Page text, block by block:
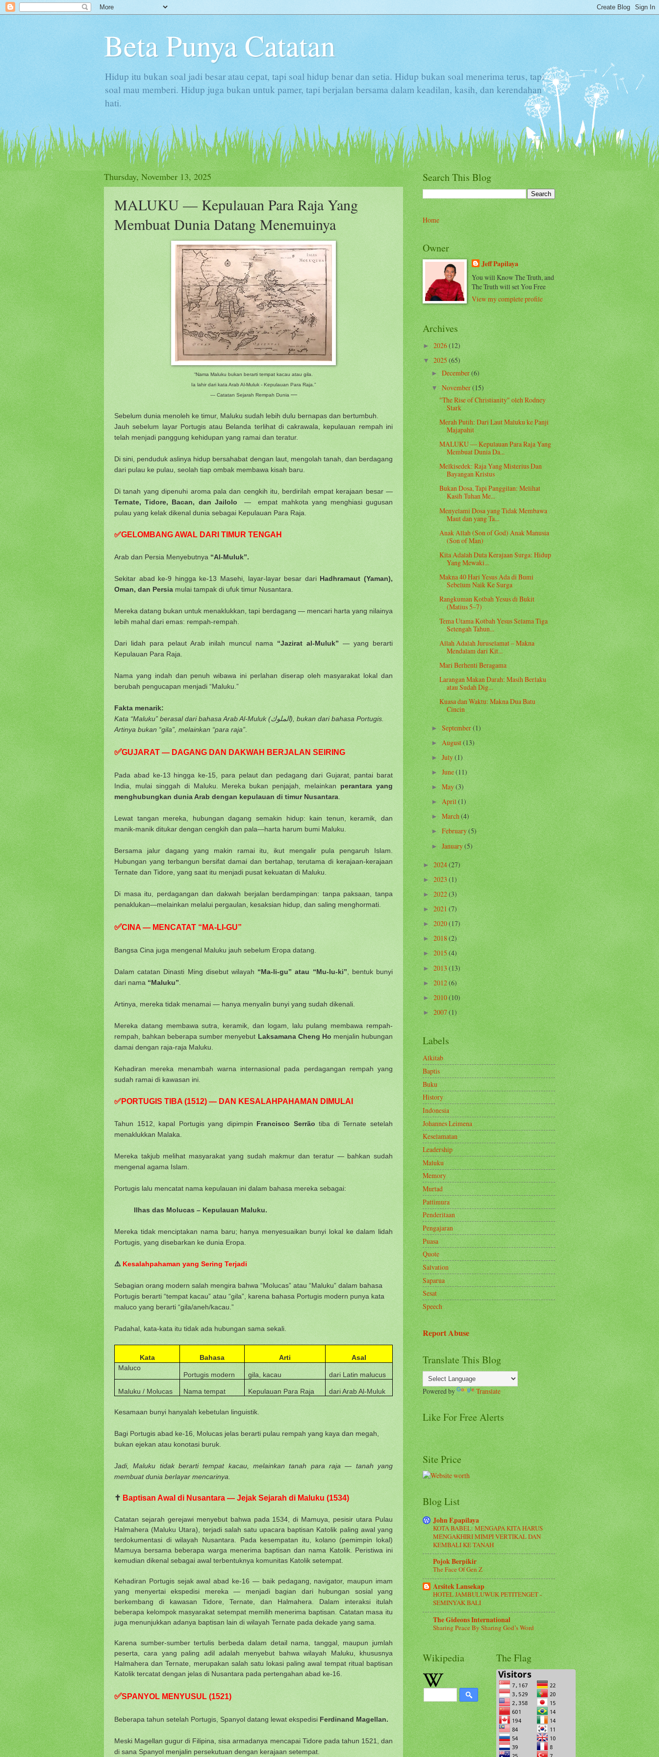
Beta Punya Catatan
Hidup itu bukan soal jadi besar atau cepat, tapi soal hidup benar dan setia. Hidup bukan soal menerima terus, tapi
soal mau memberi. Hidup juga bukan untuk pamer, tapi berjalan bersama dalam keadilan, kasih, dan kerendahan
hati.
Thursday, November 13, 2025
MALUKU — Kepulauan Para Raja Yang
Membuat Dunia Datang Menemuinya
“Nama Maluku bukan berarti tempat kacau atau gila.
Ia lahir dari kata Arab Al-Muluk - Kepulauan Para Raja.”
— Catatan Sejarah Rempah Dunia —
Sebelum dunia menoleh ke timur, Maluku sudah lebih dulu bernapas dan bertumbuh.
Jauh sebelum layar Portugis atau Belanda terlihat di cakrawala, kepulauan rempah ini
telah menjadi panggung kehidupan yang ramai dan teratur.
Di sini, penduduk aslinya hidup bersahabat dengan laut, mengolah tanah, dan berdagang
dari pulau ke pulau, seolah tiap ombak membawa kisah baru.
Di tanah yang dipenuhi aroma pala dan cengkih itu, berdirilah empat kerajaan besar —
Ternate, Tidore, Bacan, dan Jailolo —
empat mahkota yang menghiasi gugusan
pulau yang kelak dikenal dunia sebagai Kepulauan Para Raja.
✅GELOMBANG AWAL DARI TIMUR TENGAH
Arab dan Persia Menyebutnya “Al-Muluk”.
Sekitar abad ke-9 hingga ke-13 Masehi, layar-layar besar dari Hadhramaut (Yaman),
Oman, dan Persia mulai tampak di ufuk timur Nusantara.
Mereka datang bukan untuk menaklukkan, tapi berdagang — mencari harta yang nilainya
lebih mahal dari emas: rempah-rempah.
Dari lidah para pelaut Arab inilah muncul nama “Jazirat al-Muluk” — yang berarti
Kepulauan Para Raja.
Nama yang indah dan penuh wibawa ini perlahan diserap oleh masyarakat lokal dan
berubah pengucapan menjadi “Maluku.”
Fakta menarik:
Kata “Maluku” berasal dari bahasa Arab Al-Muluk (الملوك), bukan dari bahasa Portugis.
Artinya bukan “gila”, melainkan “para raja”
✅GUJARAT — DAGANG DAN DAKWAH BERJALAN SEIRING
Pada abad ke-13 hingga ke-15, para pelaut dan pedagang dari Gujarat, pantai barat
India, mulai singgah di Maluku. Mereka bukan penjajah, melainkan perantara yang
menghubungkan dunia Arab dengan kepulauan di timur Nusantara
Lewat tangan mereka, hubungan dagang semakin hidup: kain tenun, keramik, dan
manik-manik ditukar dengan cengkih dan pala—harta harum bumi Maluku.
Bersama jalur dagang yang makin ramai itu, ikut mengalir pula pengaruh Islam.
Hubungan yang terbangun bersifat damai dan bertahap, terutama di kerajaan-kerajaan
Ternate dan Tidore, yang saat itu menjadi pusat kekuatan di Maluku.
Di masa itu, perdagangan dan dakwah berjalan berdampingan: tanpa paksaan, tanpa
penaklukan—melainkan melalui pergaulan, kesaksian hidup, dan saling menghormati.
✅CINA — MENCATAT “MA-LI-GU”
Bangsa Cina juga mengenal Maluku jauh sebelum Eropa datang.
Dalam catatan Dinasti Ming disebut wilayah “Ma-li-gu” atau “Mu-lu-ki” , bentuk bunyi
dari nama “Maluku”
Artinya, mereka tidak menamai — hanya menyalin bunyi yang sudah dikenali.
Mereka datang membawa sutra, keramik, dan logam, lalu pulang membawa rempah-
rempah, bahkan beberapa sumber menyebut Laksamana Cheng Ho menjalin hubungan
damai dengan raja-raja Maluku.
Kehadiran mereka menambah warna internasional pada perdagangan rempah yang
sudah ramai di kawasan ini.
✅PORTUGIS TIBA (1512) — DAN KESALAHPAHAMAN DIMULAI
Tahun 1512, kapal Portugis yang dipimpin Francisco Serrãotiba di Ternate setelah
menaklukkan Malaka.
Mereka takjub melihat masyarakat yang sudah makmur dan teratur — bahkan sudah
mengenal agama Islam.
Portugis lalu mencatat nama kepulauan ini dalam bahasa mereka sebagai:
Ilhas das Molucas – Kepulauan Maluku.
Mereka tidak menciptakan nama baru; hanya menyesuaikan bunyi lokal ke dalam lidah
Portugis, yang disebarkan ke dunia Eropa.
⚠️ Kesalahpahaman yang Sering Terjadi
Sebagian orang modern salah mengira bahwa “Molucas” atau “Maluku” dalam bahasa
Portugis berarti “tempat kacau” atau “gila”, karena bahasa Portugis modern punya kata
maluco yang berarti “gila/aneh/kacau.”
Padahal, kata-kata itu tidak ada hubungan sama sekali.
Kata Bahasa Arti
Asal
Maluco
Portugis modern
gila, kacau dari Latin malucus
Maluku / Molucas Nama tempat Kepulauan Para Raja dari Arab Al-Muluk
Kesamaan bunyi hanyalah kebetulan linguistik.
Bagi Portugis abad ke-16, Molucas jelas berarti pulau rempah yang kaya dan megah,
bukan ejekan atau konotasi buruk.
Jadi, Maluku tidak berarti tempat kacau, melainkan tanah para raja — tanah yang
membuat dunia berlayar mencarinya.
✝️ Baptisan Awal di Nusantara — Jejak Sejarah di Maluku (1534)
Catatan sejarah gerejawi menyebut bahwa pada 1534, di Mamuya, pesisir utara Pulau
Halmahera (Maluku Utara), terjadi salah satu upacara baptisan Katolik paling awal yang
terdokumentasi di wilayah Nusantara. Pada kesempatan itu, kolano (pemimpin lokal)
Mamuya bersama beberapa warga menerima baptisan dan nama Katolik. Peristiwa ini
kemudian dikenal sebagai awal terbentuknya komunitas Katolik setempat.
Kehadiran Portugis sejak awal abad ke-16 — baik pedagang, navigator, maupun imam
yang menyertai ekspedisi mereka — menjadi bagian dari hubungan sosial yang
berkembang di kawasan Tidore, Ternate, dan Halmahera. Dalam interaksi itulah
beberapa kelompok masyarakat setempat memilih menerima baptisan. Catatan masa itu
juga menunjukkan adanya baptisan lain di wilayah Ternate pada dekade yang sama.
Karena sumber-sumber tertulis berbeda dalam detail nama, tanggal, maupun jumlah
peserta, cara yang paling adil adalah menyebut bahwa wilayah Maluku, khususnya
Halmahera dan Ternate, merupakan salah satu lokasi paling awal tempat ritual baptisan
Katolik tercatat dengan jelas di Nusantara pada pertengahan abad ke-16.
✅SPANYOL MENYUSUL (1521)
Beberapa tahun setelah Portugis, Spanyol datang lewat ekspedisi Ferdinand Magellan.
Meski Magellan gugur di Filipina, sisa armadanya mencapai Tidore pada tahun 1521, dan
di sana Spanyol menjalin persekutuan dengan kerajaan setempat.
Search This Blog
Home
Owner
Jeff Papilaya
You will Know The Truth, and
The Truth will set You Free
View my complete profile
Archives
►2026(12)
▼2025(65)
► December(6)
▼November(15)
"The Rise of Christianity" oleh Rodney
Stark
Merah Putih: Dari Laut Maluku ke Panji
Majapahit
MALUKU — Kepulauan Para Raja Yang
Membuat Dunia Da...
Melkisedek: Raja Yang Misterius Dan
Bayangan Kristus
Bukan Dosa, Tapi Panggilan: Melihat
Kasih Tuhan Me...
Menyelami Dosa yang Tidak Membawa
Maut dan yang Ta...
Anak Allah (Son of God) Anak Manusia
(Son of Man)
Kita Adalah Duta Kerajaan Surga: Hidup
Yang Mewaki...
Makna 40 Hari Yesus Ada di Bumi
Sebelum Naik Ke Surga
Rangkuman Kotbah Yesus di Bukit
(Matius 5–7)
Tema Utama Kotbah Yesus Selama Tiga
Setengah Tahun...
Allah Adalah Juruselamat – Makna
Mendalam dari Kit...
Mari Berhenti Beragama
Larangan Makan Darah: Masih Berlaku
atau Sudah Dig...
Kuasa dan Waktu: Makna Dua Batu
Cincin
►September(1)
►August(13)
►July(1)
►June(11)
►May(3)
►April(1)
►March(4)
►February(5)
►January(5)
►2024(27)
►2023(1)
►2022(3)
►2021(7)
►2020(17)
►2018(2)
►2015(4)
►2013(13)
►2012(6)
►2010(10)
►2007(1)
Labels
Alkitab
Baptis
Buku
History
Indonesia
Johannes Leimena
Keselamatan
Leadership
Maluku
Memory
Murtad
Pattimura
Penderitaan
Pengajaran
Puasa
Quote
Salvation
Saparua
Sesat
Speech
Report Abuse
Translate This Blog
Powered by Translate
Like For Free Alerts
Site Price
Blog List
John F.papilaya
KOTA BABEL: MENGAPA KITA HARUS
MENGAKHIRI MIMPI VERTIKAL DAN
KEMBALI KE TANAH
Pojok Berpikir
The Face Of Gen Z
Arsitek Lansekap
HOTEL JAMBULUWUK PETITENGET -
SEMINYAK BALI
The Gideons International
Sharing Peace By Sharing God’s Word
Wikipedia The Flag